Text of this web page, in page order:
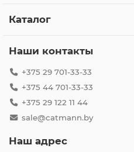
Каталог
Наши контакты
+375 29 701-33-33
+375 44 701-33-33
+375 29 122 11 44
sale@catmann.by
Наш адрес